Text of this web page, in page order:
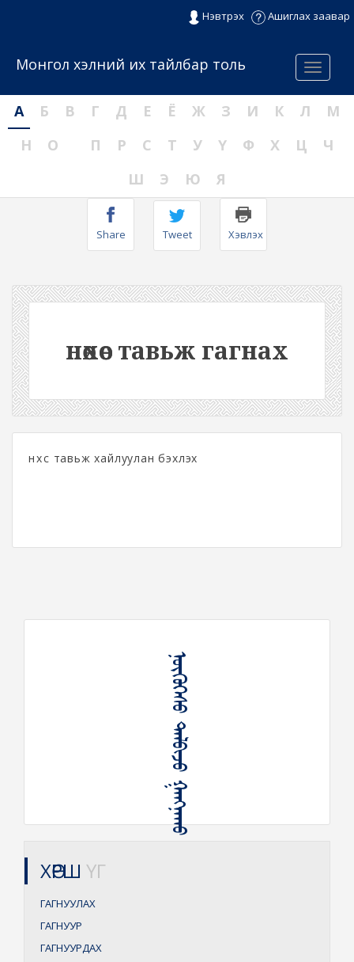
Нэвтрэх Ашиглах заавар
Menu
Монгол хэлний их тайлбар толь
А Б В Г Д Е Ё Ж З И К Л
М
Н
О П Р С Т У Ү Ф Х Ц
Ч
Ш
Э Ю Я
Share Tweet Хэвлэх
нөхөөс тавьж гагнах
нөхөөс тавьж хайлуулан бэхлэх
ᠨᠥᠬᠥᠭᠡᠰᠦ ᠲᠠᠯᠪᠢᠵᠤ ᠭᠠᠩᠨᠠᠬᠤ
ХӨРШ ҮГ
ГАГНУУЛАХ
ГАГНУУР
ГАГНУУРДАХ